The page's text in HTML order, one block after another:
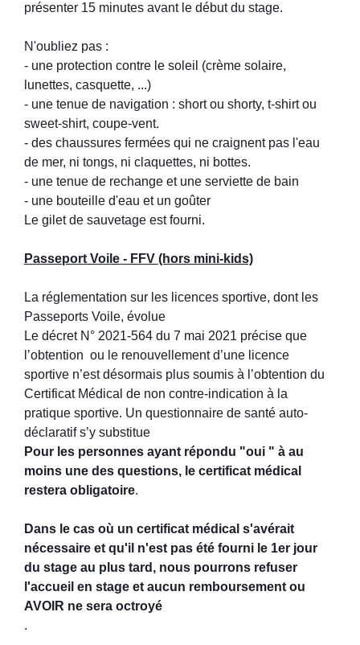
présenter 15 minutes avant le début du stage.
N'oubliez pas :
- une protection contre le soleil (crème solaire,
lunettes, casquette, ...)
- une tenue de navigation : short ou shorty, t-shirt ou
sweet-shirt, coupe-vent.
- des chaussures fermées qui ne craignent pas l'eau
de mer, ni tongs, ni claquettes, ni bottes.
- une tenue de rechange et une serviette de bain
- une bouteille d'eau et un goûter
Le gilet de sauvetage est fourni.
Passeport Voile - FFV (hors mini-kids)
La réglementation sur les licences sportive, dont les
Passeports Voile, évolue
Le décret N° 2021-564 du 7 mai 2021 précise que
l’obtention ou le renouvellement d’une licence
sportive n’est désormais plus soumis à l’obtention du
Certificat Médical de non contre-indication à la
pratique sportive. Un questionnaire de santé auto-
déclaratif s’y substitue
Pour les personnes ayant répondu "oui " à au
moins une des questions, le certificat médical
restera obligatoire.
Dans le cas où un certificat médical s'avérait
nécessaire et qu'il n'est pas été fourni le 1er jour
du stage au plus tard, nous pourrons refuser
l'accueil en stage et aucun remboursement ou
AVOIR ne sera octroyé
.